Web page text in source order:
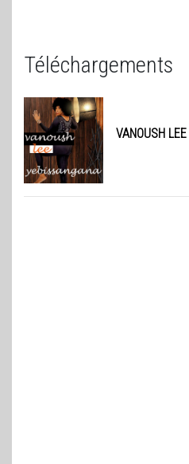
Téléchargements
VANOUSH LEE